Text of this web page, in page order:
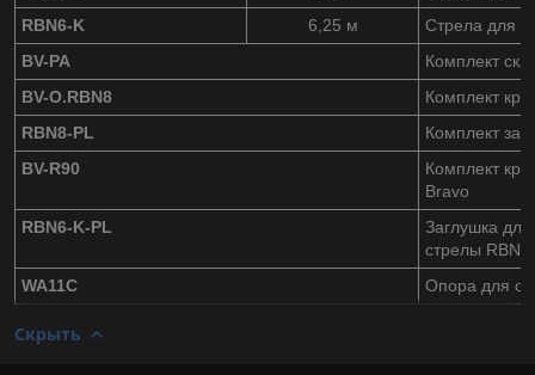
RBN6-K
6,25 м
Стрела для
BV-PA
Комплект
BV-O.RBN8
Комплект
RBN8-PL
Комплект
BV-R90
Комплект
Bravo
RBN6-K-PL
Заглушка для
стрелы
WA11C
Опора для
Скрыть